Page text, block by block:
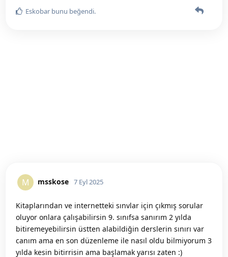
Eskobar bunu beğendi.
M msskose 7 Eyl 2025
Kitaplarından ve internetteki sınvlar için çıkmış sorular
oluyor onlara çalışabilirsin 9. sınıfsa sanırım 2 yılda
bitiremeyebilirsin üstten alabildiğin derslerin sınırı var
canım ama en son düzenleme ile nasıl oldu bilmiyorum 3
yılda kesin bitirrisin ama başlamak yarısı zaten :)